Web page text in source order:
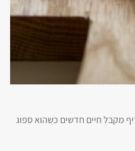
מקבל חיים חדשים כשהוא ספוג